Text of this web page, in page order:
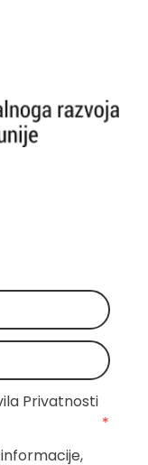
Privatnosti
*